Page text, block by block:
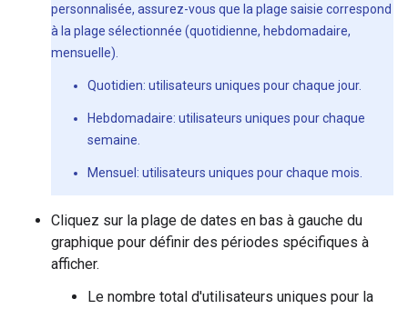
personnalisée, assurez-vous que la plage saisie correspond
à la plage sélectionnée (quotidienne, hebdomadaire,
mensuelle).
Quotidien: utilisateurs uniques pour chaque jour.
Hebdomadaire: utilisateurs uniques pour chaque
semaine.
Mensuel: utilisateurs uniques pour chaque mois.
Cliquez sur la plage de dates en bas à gauche du
graphique pour définir des périodes spécifiques à
afficher.
Le nombre total d'utilisateurs uniques pour la